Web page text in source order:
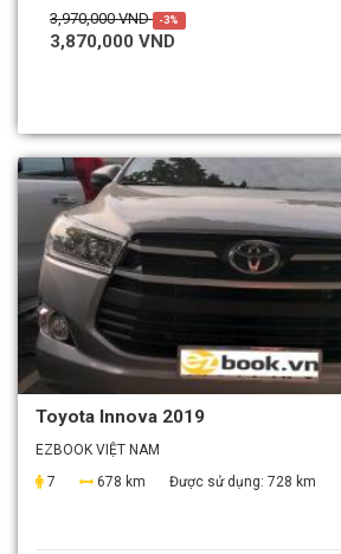
3,970,000 VND -3%
3,870,000 VND
Toyota Innova 2019
EZBOOK VIỆT NAM
7
678 km Được sử dụng: 728 km